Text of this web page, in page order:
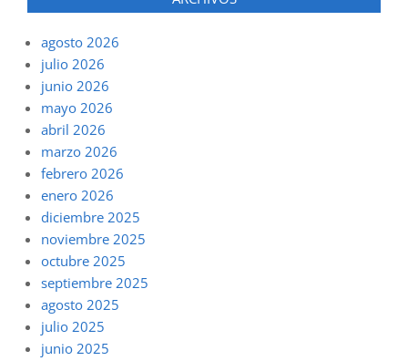
agosto 2026
julio 2026
junio 2026
mayo 2026
abril 2026
marzo 2026
febrero 2026
enero 2026
diciembre 2025
noviembre 2025
octubre 2025
septiembre 2025
agosto 2025
julio 2025
junio 2025